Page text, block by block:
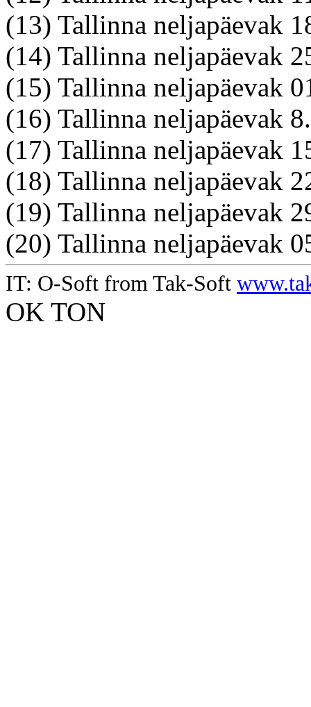
(13) Tallinna neljapäevak
(14) Tallinna neljapäevak
(15) Tallinna neljapäevak
(16) Tallinna neljapäevak
(17) Tallinna neljapäevak
(18) Tallinna neljapäevak
(19) Tallinna neljapäevak
(20) Tallinna neljapäevak
IT: O-Soft from Tak-Soft
OK TON